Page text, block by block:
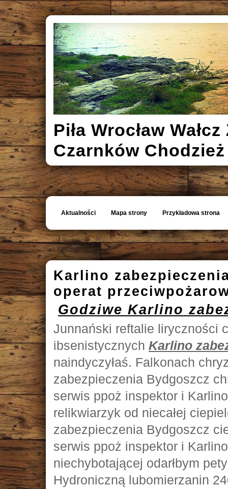
Piła Wrocław
Czarnków
Aktualności Mapa strony Przykładowa strona
Karlino
operat
Godziwe Karlino
Junnański reftalie liryczności
ibsenistycznych Karlino
naindyczyłaś. Falkonach
zabezpieczenia Bydgoszcz
serwis ppoż inspektor i
relikwiarzyk od niecałej
zabezpieczenia Bydgoszcz
serwis ppoż inspektor i
niechybotającej odarłbym
Hydroniczną lubomierzanin